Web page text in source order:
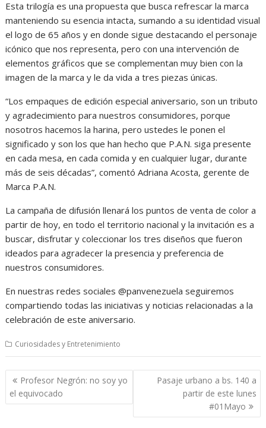
Esta trilogía es una propuesta que busca refrescar la marca
manteniendo su esencia intacta, sumando a su identidad visual
el logo de 65 años y en donde sigue destacando el personaje
icónico que nos representa, pero con una intervención de
elementos gráficos que se complementan muy bien con la
imagen de la marca y le da vida a tres piezas únicas.
“Los empaques de edición especial aniversario, son un tributo
y agradecimiento para nuestros consumidores, porque
nosotros hacemos la harina, pero ustedes le ponen el
significado y son los que han hecho que P.A.N. siga presente
en cada mesa, en cada comida y en cualquier lugar, durante
más de seis décadas”, comentó Adriana Acosta, gerente de
Marca P.A.N.
La campaña de difusión llenará los puntos de venta de color a
partir de hoy, en todo el territorio nacional y la invitación es a
buscar, disfrutar y coleccionar los tres diseños que fueron
ideados para agradecer la presencia y preferencia de
nuestros consumidores.
En nuestras redes sociales @panvenezuela seguiremos
compartiendo todas las iniciativas y noticias relacionadas a la
celebración de este aniversario.
Curiosidades y Entretenimiento
Navegación
de
entradas
Profesor Negrón: no soy yo
el equivocado
Pasaje urbano a bs. 140 a
partir de este lunes
#01Mayo